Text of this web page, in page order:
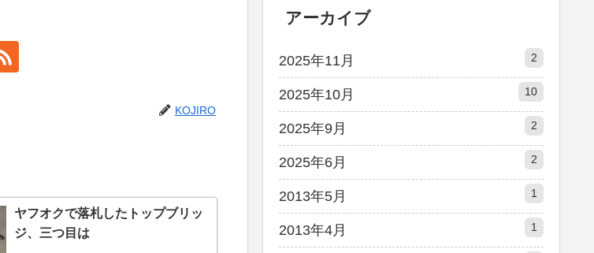
KOJIRO
ヤフオクで落札したトップブリッ
ジ、三つ目は
アーカイブ
2025年11月 2
2025年10月 10
2025年9月 2
2025年6月 2
2013年5月 1
2013年4月 1